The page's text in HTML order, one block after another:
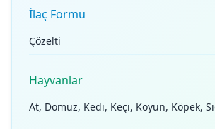
İlaç Formu
Çözelti
Hayvanlar
At, Domuz, Kedi, Keçi, Koyun, Köpek,